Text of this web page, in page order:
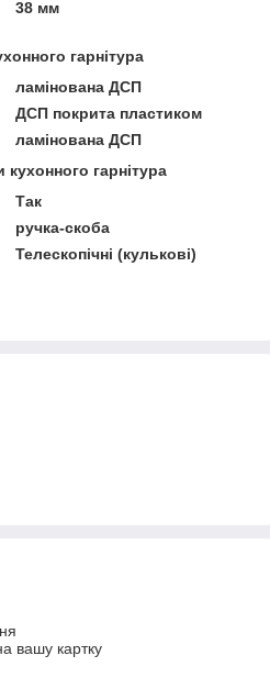
38 мм
гарнітура
ламінована ДСП
ДСП покрита пластиком
ламінована ДСП
гарнітура
Так
ручка-скоба
Телескопічні (кулькові)
вашу картку